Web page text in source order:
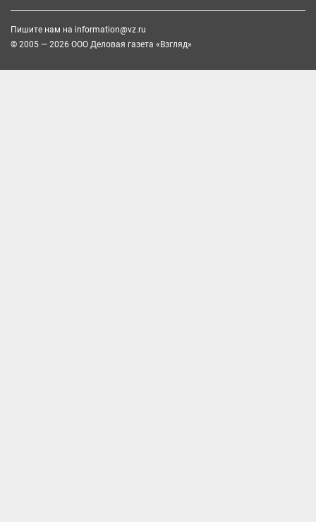
Пишите нам на information@vz.ru
© 2005 — 2026 ООО Деловая газета «Взгляд»